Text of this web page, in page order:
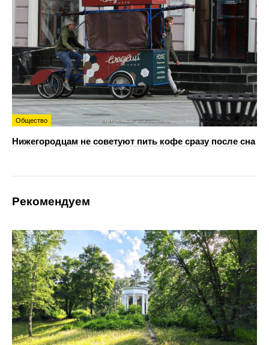
Общество
Нижегородцам не советуют пить кофе сразу после сна
Рекомендуем